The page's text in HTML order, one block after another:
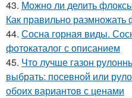
43. Можно ли делить
Как правильно размножать
44. Сосна горная виды.
фотокаталог с описанием
45. Что лучше газон
выбрать: посевной или
обоих вариантов с ценами